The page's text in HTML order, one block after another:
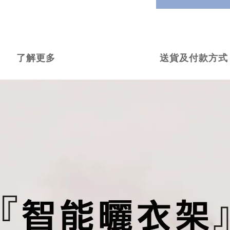
了解更多 送貨及付款方式